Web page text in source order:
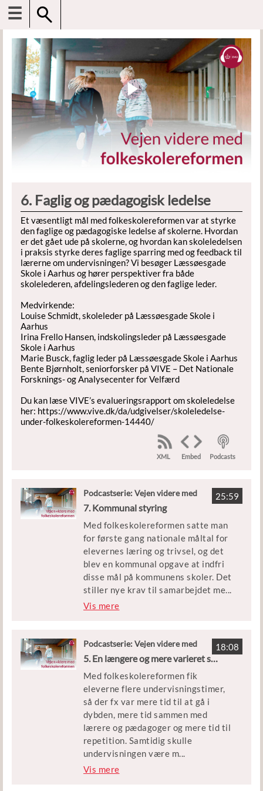
☰
6. Faglig og pædagogisk ledelse
Et væsentligt mål med folkeskolereformen var at styrke
den faglige og pædagogiske ledelse af skolerne. Hvordan
er det gået ude på skolerne, og hvordan kan skoleledelsen
i praksis styrke deres faglige sparring med og feedback til
lærerne om undervisningen? Vi besøger Læssøesgade
Skole i Aarhus og hører perspektiver fra både
skolelederen, afdelingslederen og den faglige leder.
Medvirkende:
Louise Schmidt, skoleleder på Læssøesgade Skole i
Aarhus
Irina Frello Hansen, indskolingsleder på Læssøesgade
Skole i Aarhus
Marie Busck, faglig leder på Læssøesgade Skole i Aarhus
Bente Bjørnholt, seniorforsker på VIVE – Det Nationale
Forsknings- og Analysecenter for Velfærd
Du kan læse VIVE’s evalueringsrapport om skoleledelse
her: https://www.vive.dk/da/udgivelser/skoleledelse-
under-folkeskolereformen-14440/
XML Embed Podcasts
25:59
Podcastserie: Vejen videre med
folkeskolereformen
7. Kommunal styring
Med folkeskolereformen satte man
for første gang nationale måltal for
elevernes læring og trivsel, og det
blev en kommunal opgave at indfri
disse mål på kommunens skoler. Det
stiller nye krav til samarbejdet me...
llem kommuner og skoler. I dette afsnit
konstruktive samarbejde, set fra begge
sider af bordet.
Medvirkende:
Jakob Ryttersgaard, skoledirektør i
Aalborg Kommune
Kirsten Birkving, skoleleder på
Kokkedal Skole i Fredensborg
Kommune.
Bente Bjørnholt, seniorforsker på VIVE
– Det Nationale Forsknings- og
Vis mere
18:08
Podcastserie: Vejen videre med
folkeskolereformen
5. En længere og mere varieret skoledag
Med folkeskolereformen fik
eleverne flere undervisningstimer,
så der fx var mere tid til at gå i
dybden, mere tid sammen med
lærere og pædagoger og mere tid til
repetition. Samtidig skulle
undervisningen være m...
ere varieret med bruger af
Vis mere